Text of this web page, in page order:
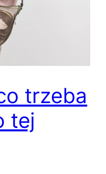
trzeba
tej